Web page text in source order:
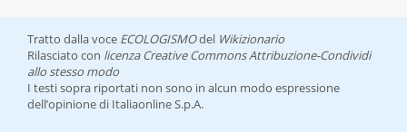
Tratto dalla voce ECOLOGISMOdel Wikizionario
Rilasciato con licenza Creative Commons Attribuzione-Condividi
allo stesso modo
I testi sopra riportati non sono in alcun modo espressione
dell’opinione di Italiaonline S.p.A.